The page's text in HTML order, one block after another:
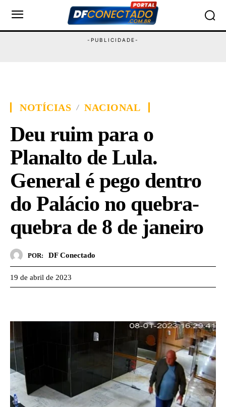
NOTÍCIAS NACIONAL
Deu ruim para o
Planalto de Lula.
General é pego dentro
do Palácio no quebra-
quebra de 8 de janeiro
POR: DF Conectado
19 de abril de 2023